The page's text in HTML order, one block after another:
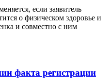
если заявитель
о физическом здоровье и
и совместно с ним
факта регистрации